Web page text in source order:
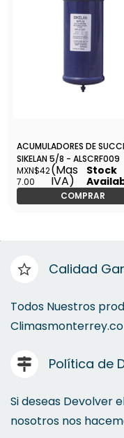
ACUMULADORES DE
SIKELAN 5/8 - ALSCRF009
MXN$42
7.00
(Mas
IVA)
Stock
COMPRAR
Calidad
Todos Nuestros
Política de
Si deseas Devolver
nosotros nos